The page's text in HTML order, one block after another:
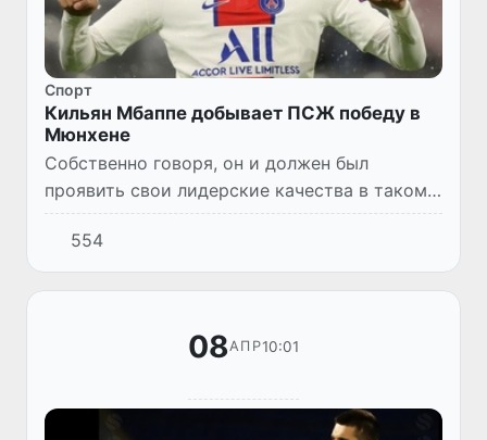
Спорт
Кильян Мбаппе добывает ПСЖ победу в
Мюнхене
Собственно говоря, он и должен был
проявить свои лидерские качества в таком
статусном матче. Тем более, у хозяев поля
отсутствовал лидер атак Роберт
Левандовски. Реванш за прошлого...
554
08АПР10:01